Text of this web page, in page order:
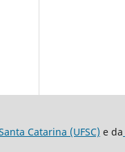
Catarina (UFSC) e da